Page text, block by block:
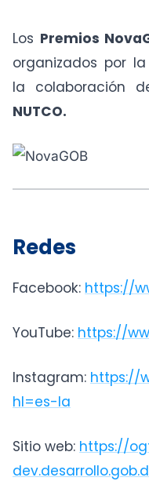
Los Premios
organizados por la
la colaboración
NUTCO.
Redes
Facebook: https://
YouTube: https://
Instagram: https://
hl=es-la
Sitio web: https://